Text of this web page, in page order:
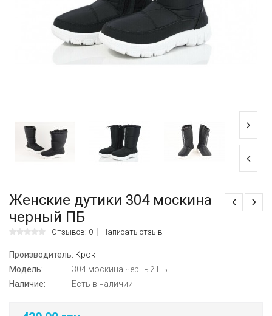
Женские дутики 304 москина
черный ПБ
Отзывов: 0 Написать отзыв
Производитель: Крок
Модель:
304 москина черный ПБ
Наличие:
Есть в наличии